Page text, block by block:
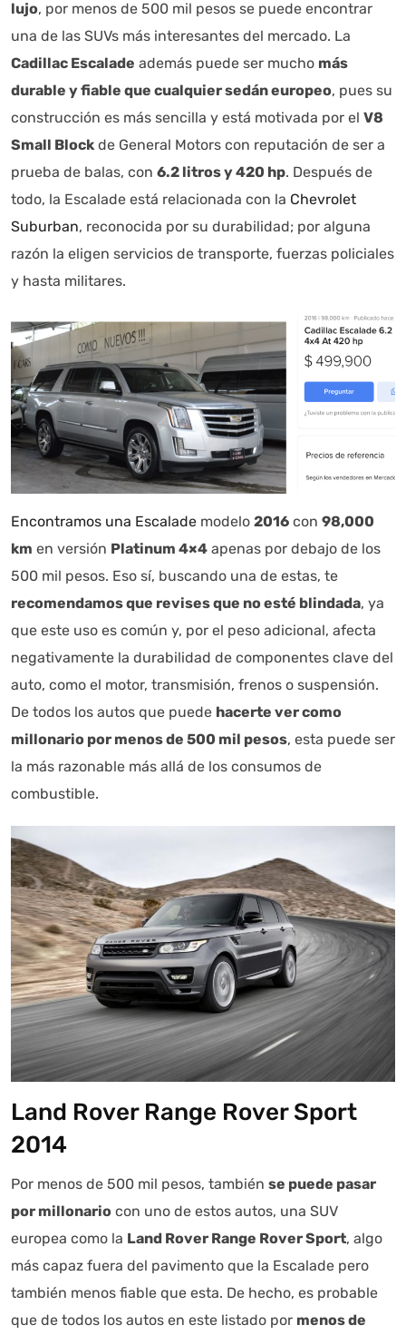
lujo, por menos de 500 mil pesos se puede encontrar
una de las SUVs más interesantes del mercado. La
Cadillac Escalade además puede ser mucho más
durable y fiable que cualquier sedán europeo, pues su
construcción es más sencilla y está motivada por el V8
Small Block de General Motors con reputación de ser a
prueba de balas, con 6.2 litros y 420 hp. Después de
todo, la Escalade está relacionada con la Chevrolet
Suburban, reconocida por su durabilidad; por alguna
razón la eligen servicios de transporte, fuerzas policiales
y hasta militares.
Encontramos una Escalade modelo 2016 con 98,000
km en versión Platinum 4×4 apenas por debajo de los
500 mil pesos. Eso sí, buscando una de estas, te
recomendamos que revises que no esté blindada, ya
que este uso es común y, por el peso adicional, afecta
negativamente la durabilidad de componentes clave del
auto, como el motor, transmisión, frenos o suspensión.
De todos los autos que puede hacerte ver como
millonario por menos de 500 mil pesos, esta puede ser
la más razonable más allá de los consumos de
combustible.
Land Rover Range Rover Sport
2014
Por menos de 500 mil pesos, también se puede pasar
por millonario con uno de estos autos, una SUV
europea como la Land Rover Range Rover Sport, algo
más capaz fuera del pavimento que la Escalade pero
también menos fiable que esta. De hecho, es probable
que de todos los autos en este listado por menos de